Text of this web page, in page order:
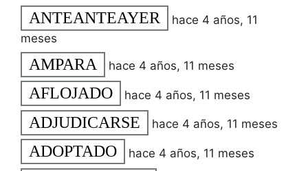
ANTEANTEAYER
hace 4 años, 11
meses
AMPARA hace 4 años, 11 meses
AFLOJADO hace 4 años, 11 meses
ADJUDICARSE hace 4 años, 11 meses
ADOPTADO hace 4 años, 11 meses